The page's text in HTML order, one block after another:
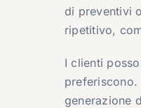
di preventivi
ripetitivo,
I clienti
preferiscono.
generazione